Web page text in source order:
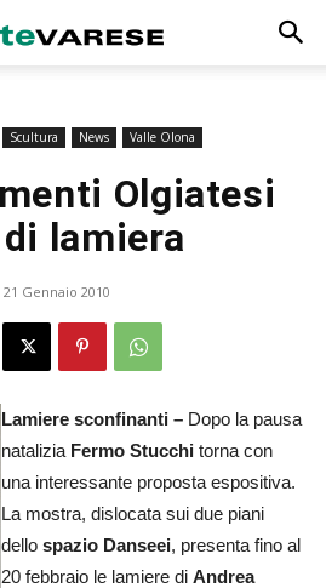
Scultura News Valle Olona
Olgiatesi
lamiera
21 Gennaio 2010
Lamiere sconfinanti – Dopo la pausa
natalizia Fermo Stucchi torna con
una interessante proposta espositiva.
La mostra, dislocata sui due piani
dello spazio Danseei, presenta fino al
20 febbraio le lamiere di Andrea